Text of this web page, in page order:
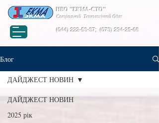
(044) 222-53-37;(073) 294-25-68
НВО "ЕКМА-СТО"
Спеціальний Технологічний Одяг
Блог
ДАЙДЖЕСТ НОВИН
2025 рік
ДАЙДЖЕСТ НОВИН